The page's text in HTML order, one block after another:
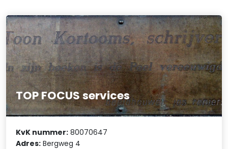
TOP FOCUS services
KvK nummer: 80070647
Adres: Bergweg 4